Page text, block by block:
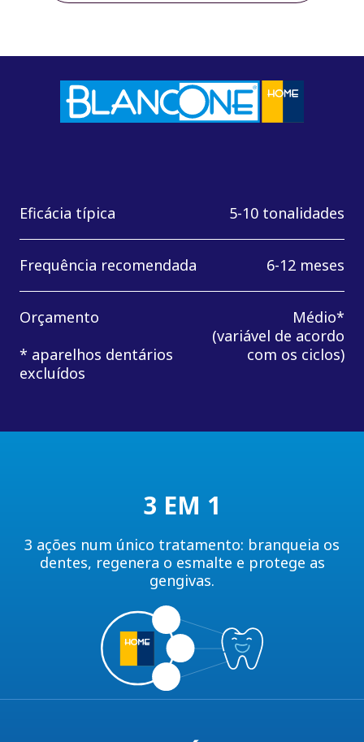
Eficácia típica 5-10 tonalidades
Frequência recomendada 6-12 meses
Orçamento
* aparelhos dentários
excluídos
Médio*
(variável de acordo
com os ciclos)
3 EM 1
3 ações num único tratamento: branqueia os
dentes, regenera o esmalte e protege as
gengivas.